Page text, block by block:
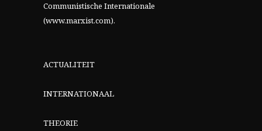
Communistische Internationale
(www.marxist.com).
ACTUALITEIT
INTERNATIONAAL
THEORIE